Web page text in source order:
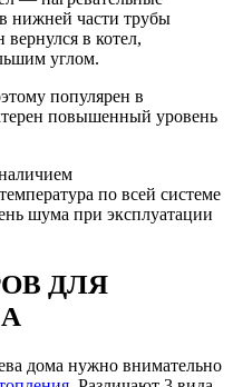
нижней части трубы
вернулся в котел,
углом.
популярен в
повышенный уровень
по всей системе
шума при эксплуатации
ДЛЯ
дома нужно внимательно